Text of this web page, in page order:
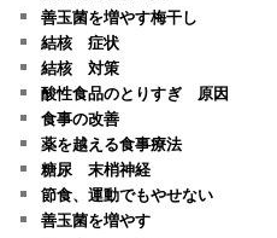
善玉菌を増やす梅干し
結核 症状
結核 対策
酸性食品のとりすぎ 原因
食事の改善
薬を越える食事療法
糖尿 末梢神経
節食、運動でもやせない
善玉菌を増やす